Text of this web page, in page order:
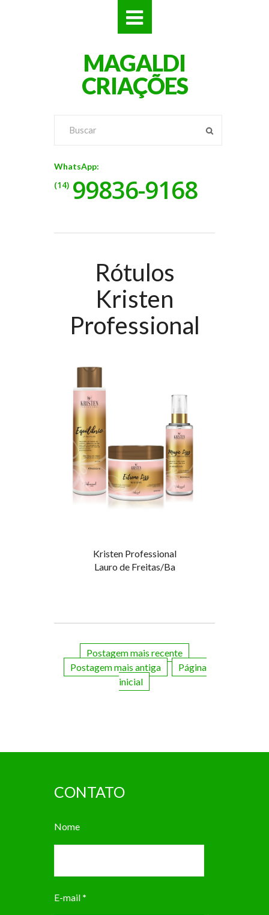
MAGALDI
CRIAÇÕES
WhatsApp:
(14) 99836-9168
Rótulos
Kristen
Professional
Kristen Professional
Lauro de Freitas/Ba
Postagem mais recente
Postagem mais antiga
Página
inicial
CONTATO
Nome
E-mail *